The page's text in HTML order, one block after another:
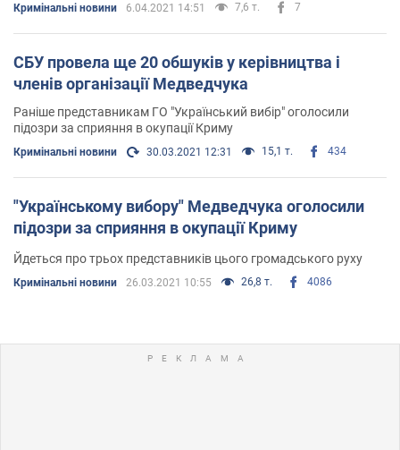
Кримінальні новини 6.04.2021 14:51 7,6 т. 7
СБУ провела ще 20 обшуків у керівництва і
членів організації Медведчука
Раніше представникам ГО "Український вибір" оголосили
підозри за сприяння в окупації Криму
Кримінальні новини 30.03.2021 12:31 15,1 т. 434
"Українському вибору" Медведчука оголосили
підозри за сприяння в окупації Криму
Йдеться про трьох представників цього громадського руху
Кримінальні новини 26.03.2021 10:55 26,8 т. 4086